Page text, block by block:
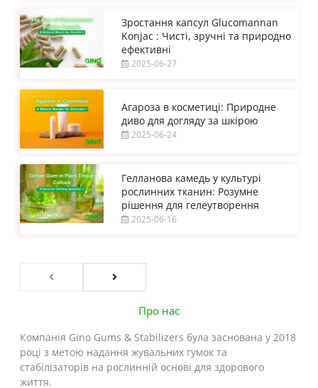
Зростання капсул Glucomannan
Konjac : Чисті, зручні та природно
ефективні
2025-06-27
Агароза в косметиці: Природне
диво для догляду за шкірою
2025-06-24
Гелланова камедь у культурі
рослинних тканин: Розумне
рішення для гелеутворення
2025-06-16
Про нас
Компанія Gino Gums & Stabilizers була заснована у 2018
році з метою надання жувальних гумок та
стабілізаторів на рослинній основі для здорового
життя.